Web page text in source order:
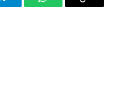
TelegramWhatsAppCopy